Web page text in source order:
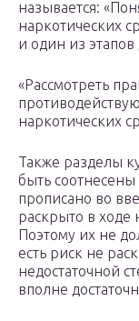
называется:
наркотических
и один из
«Рассмотреть
наркотических
Также разделы
быть соотнесены
прописано во
раскрыто в ходе
Поэтому их не
есть риск не
недостаточной
вполне